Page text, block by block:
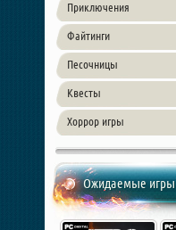
Приключения
Файтинги
Песочницы
Квесты
Хоррор игры
Ожидаемые игры